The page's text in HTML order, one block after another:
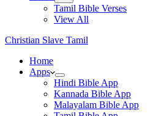
Tamil Bible Verses
View All
Christian Slave Tamil
Home
Apps
Hindi Bible App
Kannada Bible App
Malayalam Bible App